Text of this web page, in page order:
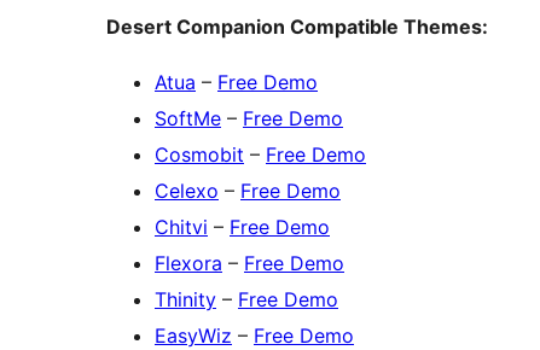
Desert Companion Compatible Themes:
Atua – Free Demo
SoftMe – Free Demo
Cosmobit – Free Demo
Celexo – Free Demo
Chitvi – Free Demo
Flexora – Free Demo
Thinity – Free Demo
EasyWiz – Free Demo